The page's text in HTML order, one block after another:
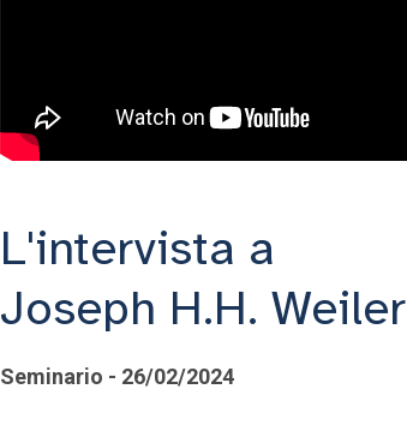
L'intervista a
Joseph H.H. Weiler
Seminario - 26/02/2024